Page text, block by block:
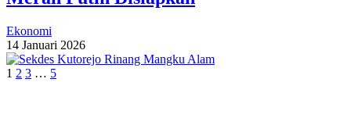
Ekonomi
14 Januari 2026
1 2 3 … 5